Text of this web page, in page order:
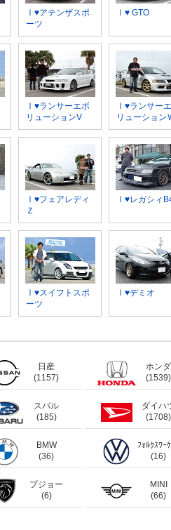
Ⅰ♥アテンザスポ
ーツ
Ⅰ♥ GTO
Ⅰ♥ランサーエボ
リューションV
Ⅰ♥ランサー
リューショ
Ⅰ♥フェアレディ
Ｚ
Ⅰ♥レガシィ
Ⅰ♥スイフトスポ
ーツ
Ⅰ♥デミオ
日産
(1157)
ホンダ
(1539)
スバル
(185)
ダイハ
(1708)
BMW
(36)
ﾌｫﾙｸｽﾜｰ
(16)
プジョー
(6)
MINI
(66)